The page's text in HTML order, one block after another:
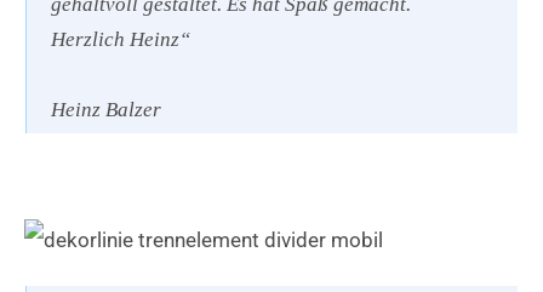
Herzlich Heinz“
Heinz Balzer